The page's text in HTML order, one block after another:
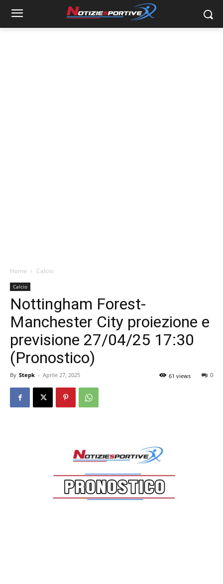
Home Calcio
Calcio
Nottingham Forest-
Manchester City proiezione e
previsione 27/04/25 17:30
(Pronostico)
By Stepk - Aprile 27, 2025 0
61 views